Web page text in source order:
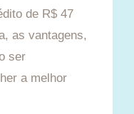
de R$ 47
as vantagens,
ser
a melhor